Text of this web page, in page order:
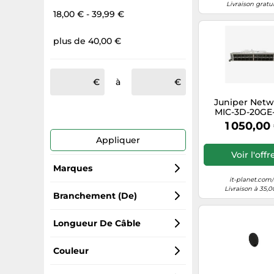
18,00 € - 39,99 €
plus de 40,00 €
à
Appliquer
Marques
InLine
Goobay
Hama
Branchement (de)
RJ-11
RJ-45
Longueur De Câble
3
Couleur
Livraison
Juniper
MIC-3D-
Nouveau
1
Voir
it-
Livraison à